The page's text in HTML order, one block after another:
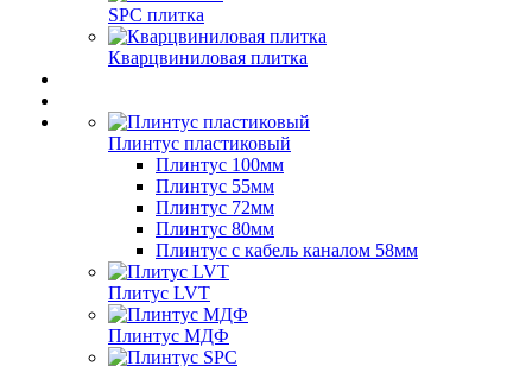
SPC плитка
Кварцвиниловая плитка
Плинтус пластиковый
Плинтус 100мм
Плинтус 55мм
Плинтус 72мм
Плинтус 80мм
Плинтус с кабель каналом 58мм
Плитус LVT
Плинтус МДФ